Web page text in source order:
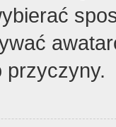
przyczyny.